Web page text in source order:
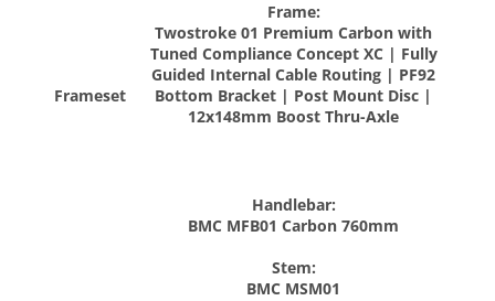
Frameset
Frame:
Twostroke 01 Premium Carbon with
Tuned Compliance Concept XC | Fully
Guided Internal Cable Routing | PF92
Bottom Bracket | Post Mount Disc |
12x148mm Boost Thru-Axle
Handlebar:
BMC MFB01 Carbon 760mm
Stem:
BMC MSM01